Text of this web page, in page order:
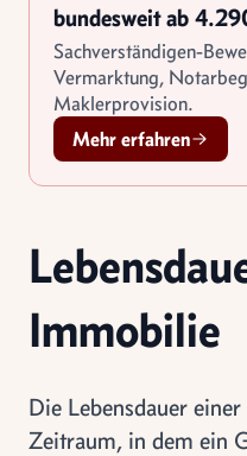
bundesweit ab
Sachverständigen-
Vermarktung,
Maklerprovision.
Mehr erfahren
Immobilie
Die Lebensdauer
Zeitraum, in dem ein